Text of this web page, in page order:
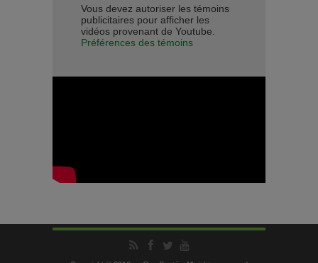
Vous devez autoriser les témoins
publicitaires pour afficher les
vidéos provenant de Youtube.
Préférences des témoins